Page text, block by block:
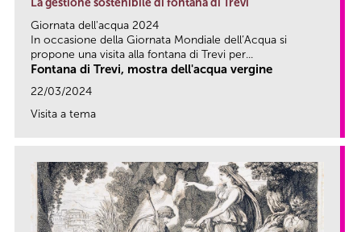
La gestione sostenibile di fontana di Trevi
Giornata dell'acqua 2024
In occasione della Giornata Mondiale dell’Acqua si
propone una visita alla fontana di Trevi per...
Fontana di Trevi, mostra dell'acqua vergine
22/03/2024
Visita a tema